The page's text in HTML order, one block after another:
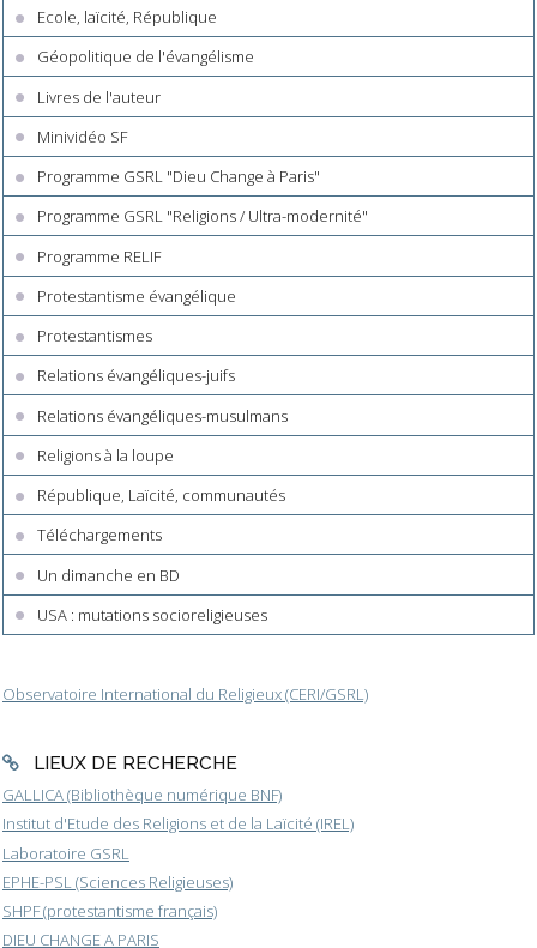
Ecole, laïcité, République
Géopolitique de l'évangélisme
Livres de l'auteur
Minividéo SF
Programme GSRL "Dieu Change à Paris"
Programme GSRL "Religions / Ultra-modernité"
Programme RELIF
Protestantisme évangélique
Protestantismes
Relations évangéliques-juifs
Relations évangéliques-musulmans
Religions à la loupe
République, Laïcité, communautés
Téléchargements
Un dimanche en BD
USA : mutations socioreligieuses
Observatoire International du Religieux (CERI/GSRL)
LIEUX DE RECHERCHE
GALLICA (Bibliothèque numérique BNF)
Institut d'Etude des Religions et de la Laïcité (IREL)
Laboratoire GSRL
EPHE-PSL (Sciences Religieuses)
SHPF (protestantisme français)
DIEU CHANGE A PARIS